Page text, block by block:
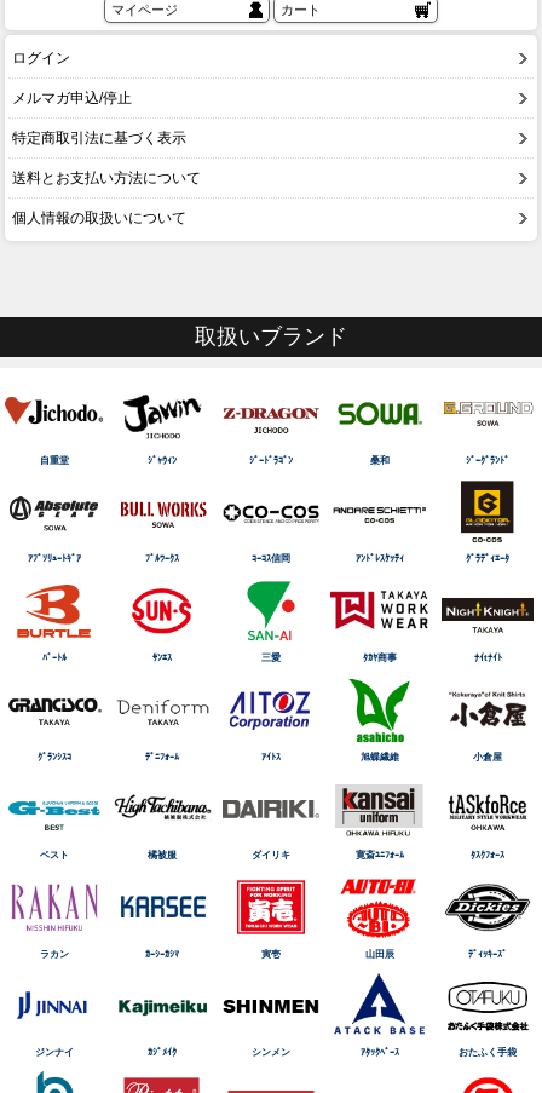
マイページ カート
ログイン
メルマガ申込/停止
特定商取引法に基づく表示
送料とお支払い方法について
個人情報の取扱いについて
取扱いブランド
自重堂 ｼﾞｬｳｨﾝ ｼﾞｰﾄﾞﾗｺﾞﾝ 桑和 ｼﾞｰｸﾞﾗﾝﾄﾞ
ｱﾌﾞｿﾘｭｰﾄｷﾞｱ ﾌﾞﾙﾜｰｸｽ ｺｰｺｽ信岡 ｱﾝﾄﾞﾚｽｹｯﾃｨ ｸﾞﾗﾃﾞｨｴｰﾀ
ﾊﾞｰﾄﾙ ｻﾝｴｽ 三愛 ﾀｶﾔ商事 ﾅｲtﾅｲﾄ
ｸﾞﾗﾝｼｽｺ ﾃﾞﾆﾌｫｰﾑ ｱｲﾄｽ 旭蝶繊維 小倉屋
ベスト 橘被服 ダイリキ 寛斎ﾕﾆﾌｫｰﾑ ﾀｽｸﾌｫｰｽ
ラカン ｶｰｼｰｶｼﾏ 寅壱 山田辰 ﾃﾞｨｯｷｰｽﾞ
ジンナイ ｶｼﾞﾒｲｸ シンメン ｱﾀｯｸﾍﾞｰｽ おたふく手袋